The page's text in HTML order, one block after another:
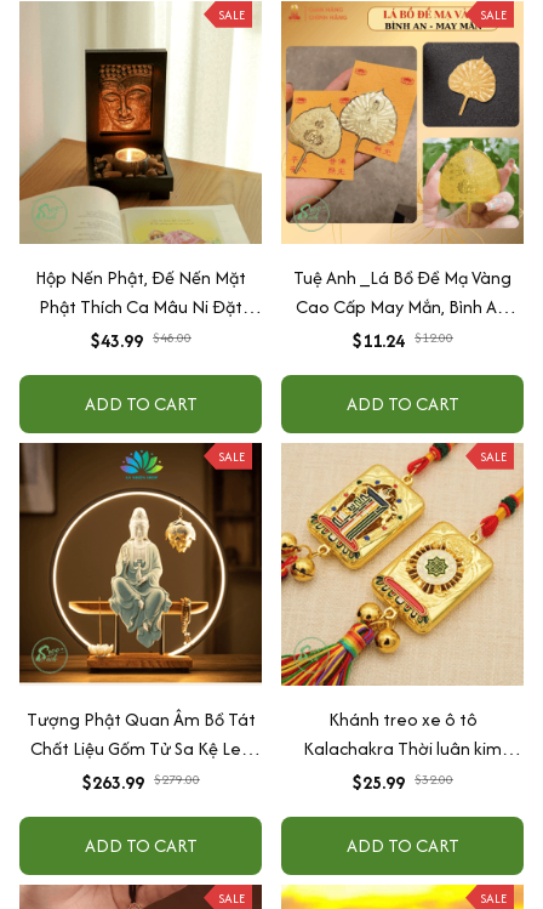
SALE
Hộp Nến Phật, Đế Nến Mặt
Phật Thích Ca Mâu Ni Đặt
Decor Trang Trí Nhà Cửa, Bàn
$43.99 $48.00
ADD TO CART
SALE
Tuệ Anh _Lá Bồ Đề Mạ Vàng
Cao Cấp May Mắn, Bình An,
Chiêu Tài Lộc
$11.24 $12.00
ADD TO CART
SALE
Tượng Phật Quan Âm Bồ Tát
Chất Liệu Gốm Tử Sa Kệ Led
Hào Quang Decor Trang Trí
$263.99 $279.00
ADD TO CART
SALE
Khánh treo xe ô tô
Kalachakra Thời luân kim
cang, Phật giáo Mật Tông -
$25.99 $32.00
ADD TO CART
SALE SALE